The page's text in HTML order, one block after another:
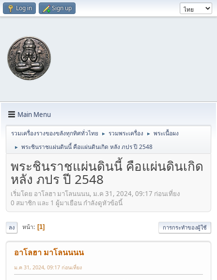
Log in Sign up
Main Menu
รวมเครื่องรางของขลังทุกทิศทั่วไทย ► รวมพระเครื่อง ► พระเนื้อผง
► พระชินราชแผ่นดินนี้ คือแผ่นดินเกิด หลัง ภปร ปี 2548
พระชินราชแผ่นดินนี้ คือแผ่นดินเกิด
หลัง ภปร ปี 2548
เริ่มโดย อาโลฮา มาโลนนนน, ม.ค 31, 2024, 09:17 ก่อนเที่ยง
0 สมาชิก และ 1 ผู้มาเยือน กำลังดูหัวข้อนี้
ลง หน้า 1 การกระทำของผู้ใช้
อาโลฮา มาโลนนนน
ม.ค 31, 2024, 09:17 ก่อนเที่ยง